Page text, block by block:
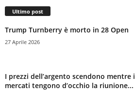
Ultimo post
Trump Turnberry è morto in 28 Open
27 Aprile 2026
I prezzi dell’argento scendono mentre i
mercati tengono d’occhio la riunione...